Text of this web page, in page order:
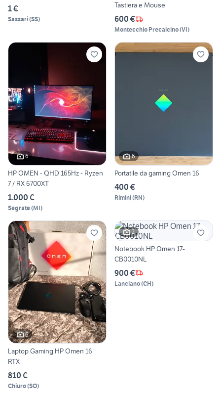
1 €
Sassari(SS)
Tastiera e Mouse
600 €
Montecchio Precalcino(VI)
6
HP OMEN - QHD 165Hz - Ryzen
7 / RX 6700XT
1.000 €
Segrate(MI)
6
Portatile da gaming Omen 16
400 €
Rimini(RN)
6
Laptop Gaming HP Omen 16"
RTX
810 €
Chiuro(SO)
2
Notebook HP Omen 17-
CB0010NL
900 €
Lanciano(CH)